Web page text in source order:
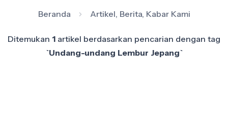
Beranda Artikel, Berita, Kabar Kami
Ditemukan 1 artikel berdasarkan pencarian dengan tag
`Undang-undang Lembur Jepang`